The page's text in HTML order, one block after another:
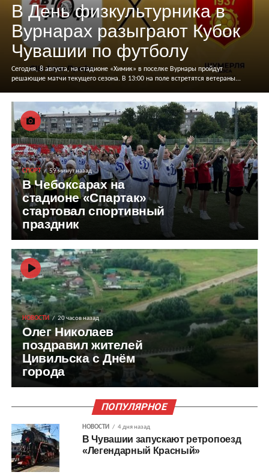
В День физкультурника в
Вурнарах разыграют Кубок
Чувашии по футболу
Сегодня, 8 августа, на стадионе «Химик» в поселке Вурнары пройдут
решающие матчи текущего сезона. В 13:00 на поле встретятся ветераны...
СПОРТ 59 минут назад
В Чебоксарах на
стадионе «Спартак»
стартовал спортивный
праздник
НОВОСТИ 20 часов назад
Олег Николаев
поздравил жителей
Цивильска с Днём
города
ПОПУЛЯРНОЕ
НОВОСТИ 4 дня назад
В Чувашии запускают ретропоезд
«Легендарный Красный»